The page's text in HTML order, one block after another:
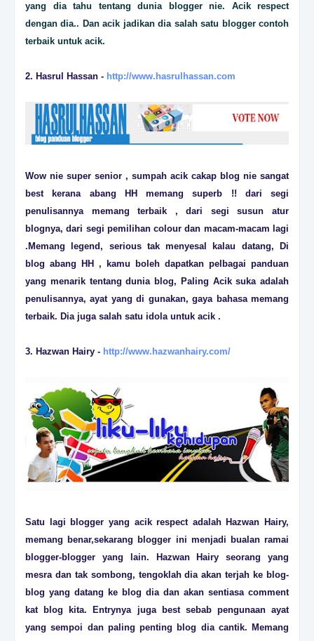
yang dia tahu tentang dunia blogger nie. Acik respect
dengan dia.. Dan acik jadikan dia salah satu blogger contoh
terbaik untuk acik.
2. Hasrul Hassan - http://www.hasrulhassan.com
Wow nie super senior , sumpah acik cakap blog nie sangat
best kerana abang HH memang superb !! dari segi
penulisannya memang terbaik , dari segi susun atur
blognya, dari segi pemilihan colour dan macam-macam lagi
.Memang legend, serious tak menyesal kalau datang, Di
blog abang HH , kamu boleh dapatkan pelbagai panduan
yang menarik tentang dunia blog, Paling Acik suka adalah
penulisannya, ayat yang di gunakan, gaya bahasa memang
terbaik. Dia juga salah satu idola untuk acik .
3. Hazwan Hairy - http://www.hazwanhairy.com/
Satu lagi blogger yang acik respect adalah Hazwan Hairy,
memang benar,sekarang blogger ini menjadi bualan ramai
blogger-blogger yang lain. Hazwan Hairy seorang yang
mesra dan tak sombong, tengoklah dia akan terjah ke blog-
blog yang datang ke blog dia dan akan sentiasa comment
kat blog kita. Entrynya juga best sebab pengunaan ayat
yang sempoi dan paling penting blog dia cantik. Memang